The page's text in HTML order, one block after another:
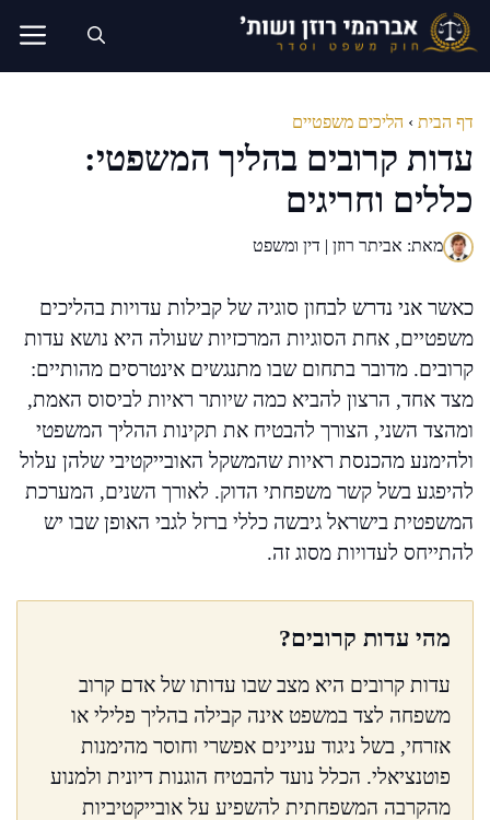
לדלג
לתוכן
דף הבית › הליכים משפטיים
עדות קרובים בהליך המשפטי:
כללים וחריגים
מאת: אביתר רוזן | דין ומשפט
כאשר אני נדרש לבחון סוגיה של קבילות עדויות בהליכים
משפטיים, אחת הסוגיות המרכזיות שעולה היא נושא עדות
קרובים. מדובר בתחום שבו מתנגשים אינטרסים מהותיים:
מצד אחד, הרצון להביא כמה שיותר ראיות לביסוס האמת,
ומהצד השני, הצורך להבטיח את תקינות ההליך המשפטי
ולהימנע מהכנסת ראיות שהמשקל האובייקטיבי שלהן עלול
להיפגע בשל קשר משפחתי הדוק. לאורך השנים, המערכת
המשפטית בישראל גיבשה כללי ברזל לגבי האופן שבו יש
להתייחס לעדויות מסוג זה.
מהי עדות קרובים?
עדות קרובים היא מצב שבו עדותו של אדם קרוב
משפחה לצד במשפט אינה קבילה בהליך פלילי או
אזרחי, בשל ניגוד עניינים אפשרי וחוסר מהימנות
פוטנציאלי. הכלל נועד להבטיח הוגנות דיונית ולמנוע
מהקרבה המשפחתית להשפיע על אובייקטיביות